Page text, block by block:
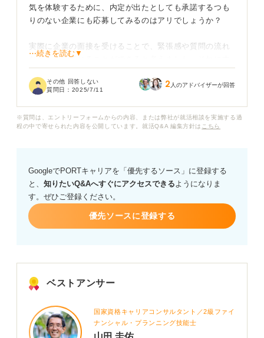
気を体験するために、内定が出たとしても承諾するつも
りのない企業にも応募してみるのはアリでしょうか？
実際に企業の面接を受けることで、緊張感や質問の流れ
などを肌で感じることができると考えました。それに本
力を発揮できるのではないかと思っています。
取られるのは迷惑な話ですよね......。
面接練習として実際の企業を受けるのはありなのか、ご
意見をお願いします。
⋯続きを読む▼
その他 回答しない
質問日： 2025/7/11 2 人のアドバイザーが回答
※質問は、エントリーフォームからの内容、または弊社が就活相談を実施する過
程の中で寄せられた内容を公開しています。就活Q&A 編集方針は こちら
GoogleでPORTキャリアを「優先するソース」に登録する
と、 知りたいQ&Aへすぐにアクセスできるようになりま
す。ぜひご登録ください。
優先ソースに登録する
ベストアンサー
国家資格キャリアコンサルタント／2級ファイ
ナンシャル・プランニング技能士